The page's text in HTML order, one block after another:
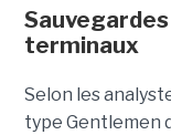
terminaux
Selon les
type Gentlemen